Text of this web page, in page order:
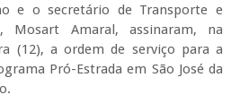
e o secretário de Transporte e
Mosart Amaral, assinaram, na
(12), a ordem de serviço para a
Pró-Estrada em São José da